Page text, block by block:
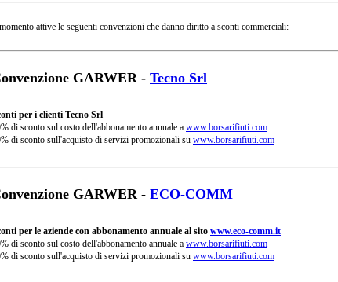
attive le seguenti convenzioni che danno diritto a sconti commerciali:
GARWER - Tecno Srl
per i clienti Tecno Srl
di sconto sul costo dell'abbonamento annuale a www.borsarifiuti.com
di sconto sull'acquisto di servizi promozionali su www.borsarifiuti.com
GARWER - ECO-COMM
per le aziende con abbonamento annuale al sito www.eco-comm.it
di sconto sul costo dell'abbonamento annuale a www.borsarifiuti.com
di sconto sull'acquisto di servizi promozionali su www.borsarifiuti.com